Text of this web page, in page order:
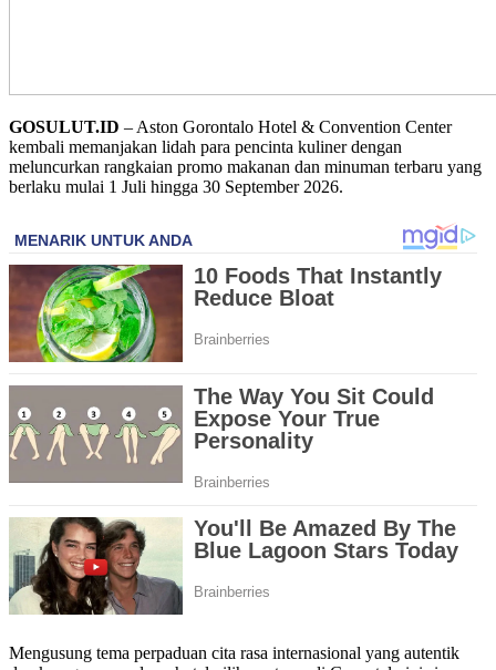
GOSULUT.ID – Aston Gorontalo Hotel & Convention Center
kembali memanjakan lidah para pencinta kuliner dengan
meluncurkan rangkaian promo makanan dan minuman terbaru yang
berlaku mulai 1 Juli hingga 30 September 2026.
Mengusung tema perpaduan cita rasa internasional yang autentik